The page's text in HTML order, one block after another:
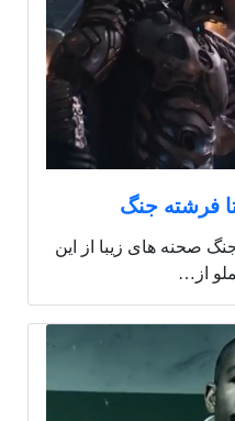
فرشته جنگ
صحنه های زیبا از این
از…